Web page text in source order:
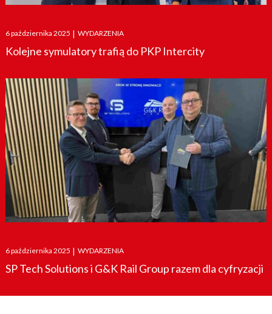
Posted
on
6 października 2025 | WYDARZENIA
Kolejne symulatory trafią do PKP Intercity
Posted
on
6 października 2025 | WYDARZENIA
SP Tech Solutions i G&K Rail Group razem dla cyfryzacji